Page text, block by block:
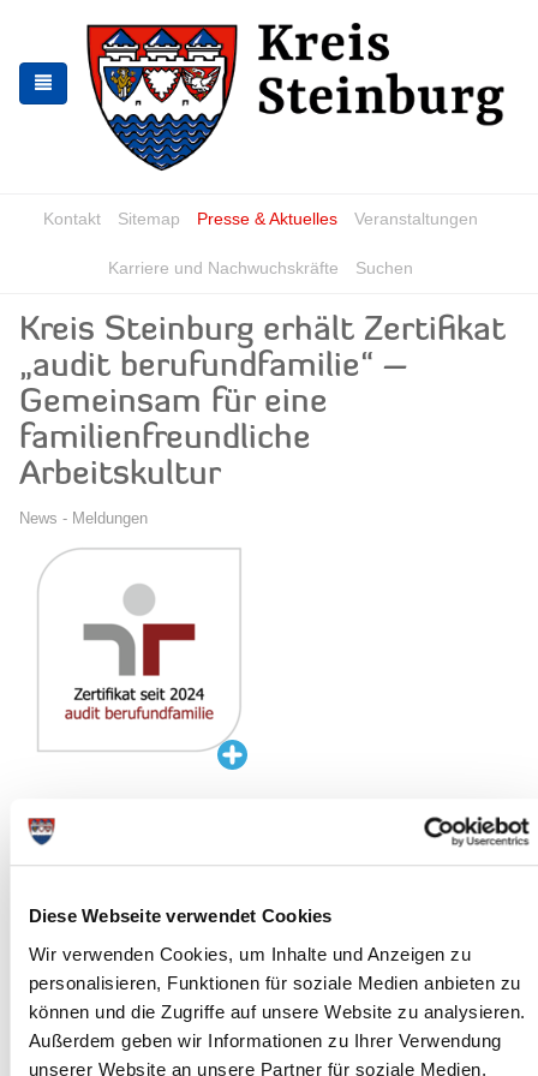
Diese Webseite verwendet Cookies
Wir verwenden Cookies, um Inhalte und Anzeigen zu
personalisieren, Funktionen für soziale Medien anbieten zu
können und die Zugriffe auf unsere Website zu analysieren.
Außerdem geben wir Informationen zu Ihrer Verwendung
unserer Website an unsere Partner für soziale Medien,
springen
springen
Kontakt Sitemap Presse & Aktuelles Veranstaltungen
Karriere und Nachwuchskräfte Suchen
Kreis Steinburg erhält Zertifikat
„audit berufundfamilie“ –
Gemeinsam für eine
familienfreundliche
Arbeitskultur
News - Meldungen
Der Kreis Steinburg darf sich freuen: Mit dem Zertifikat „audit
berufundfamilie“ wurde die Kreisverwaltung offiziell für ihr
ausgezeichnet. Das Audit ist ein renommiertes Zertifikat, das von
der berufundfamilie Service GmbH, einer Initiative der Hertie-
Stiftung, vergeben wird und zeigt, dass der Kreis Steinburg die
Bedürfnisse seiner Mitarbeitenden im Blick hat.
„Wir wollen ein Arbeitgeber sein, bei dem Berufs- und